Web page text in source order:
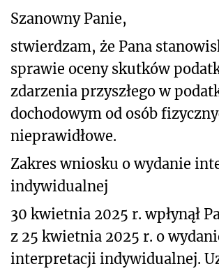
Szanowny Panie,
stwierdzam, że Pana
sprawie oceny skutków
zdarzenia przyszłego w
dochodowym od osób
nieprawidłowe.
Zakres wniosku o wydanie
indywidualnej
30 kwietnia 2025 r. wpłynął
z 25 kwietnia 2025 r. o
interpretacji indywidualnej.